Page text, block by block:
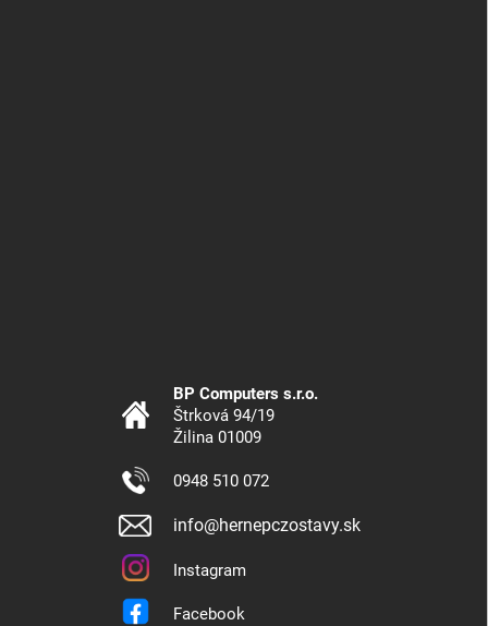
BP Computers s.r.o.
Štrková 94/19
Žilina 01009
0948 510 072
info@hernepczostavy.sk
Instagram
Facebook